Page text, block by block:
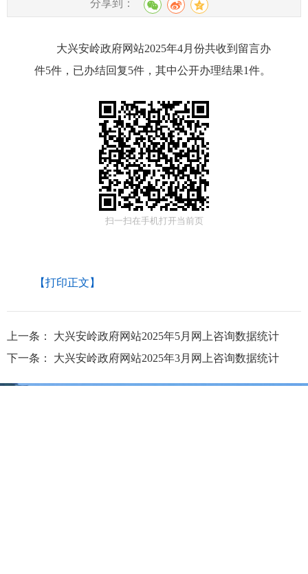
分享到：
大兴安岭政府网站2025年4月份共收到留言办
件5件，已办结回复5件，其中公开办理结果1件。
扫一扫在手机打开当前页
【打印正文】
上一条：
大兴安岭政府网站2025年5月网上咨询数据统计
下一条：
大兴安岭政府网站2025年3月网上咨询数据统计